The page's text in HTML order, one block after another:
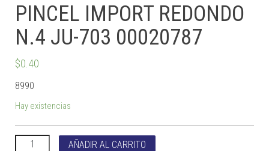
PINCEL IMPORT REDONDO
N.4 JU-703 00020787
$0.40
8990
Hay existencias
PINCEL IMPORT REDONDO N.4 JU-703 00020787 cantidad
AÑADIR AL CARRITO